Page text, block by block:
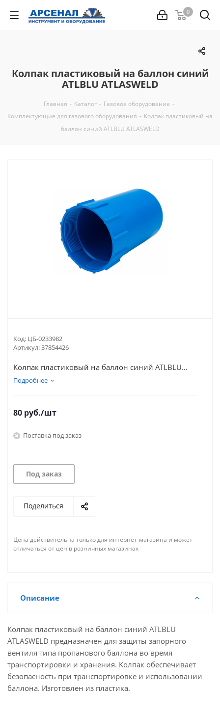
0
Колпак пластиковый на баллон синий
ATLBLU ATLASWELD
Главная - Каталог - Газовое оборудование -
Комплектующие для газового оборудования - Колпак пластиковый на
баллон синий ATLBLU ATLASWELD
Код: ЦБ-0233982
Артикул:37854426
Колпак пластиковый на баллон синий ATLBLU...
Подробнее
80 руб./шт
Поставка под заказ
Под заказ
Поделиться
Цена действительна только для интернет-магазина и может
отличаться от цен в розничных магазинах
Описание
Колпак пластиковый на баллон синий ATLBLU
ATLASWELD предназначен для защиты запорного
вентиля типа пропанового баллона во время
транспортировки и хранения. Колпак обеспечивает
безопасность при транспортировке и использовании
баллона. Изготовлен из пластика.